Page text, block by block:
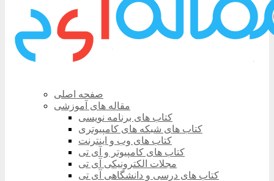
صفحه اصلی
مقاله های آموزشی
کتاب های برنامه نویسی
کتاب های شبکه های کامپیوتری
کتاب های وب و اینترنت
کتاب های کامپیوتر و آی تی
مجلات الکترونیکی آی تی
کتاب های درسی و دانشگاهی آی تی